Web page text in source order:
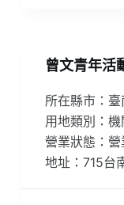
曾文青年活
所在縣市：臺
用地類別：
營業狀態：營
地址：715台